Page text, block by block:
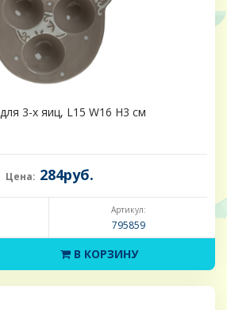
3-х яиц, L15 W16 H3 см
Цена: 284руб.
Артикул:
795859
В КОРЗИНУ